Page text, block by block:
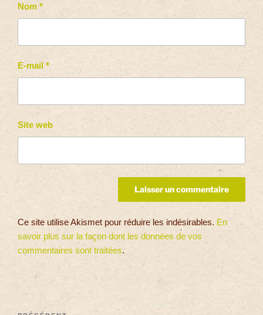
Nom *
E-mail *
Site web
Ce site utilise Akismet pour réduire les indésirables. En
savoir plus sur la façon dont les données de vos
commentaires sont traitées.